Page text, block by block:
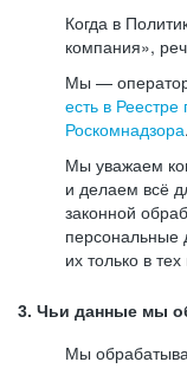
Когда в
компания»,
Мы —
есть в
Роскомнадзора.
Мы уважаем
и делаем всё
законной
персональные
их только в
3. Чьи данные мы
Мы